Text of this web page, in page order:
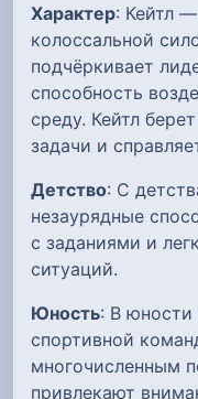
Характер: Кейтл
колоссальной
подчёркивает
способность
среду. Кейтл
задачи и
Детство: С
незаурядные
с заданиями и
ситуаций.
Юность: В юности
спортивной
многочисленным
привлекают